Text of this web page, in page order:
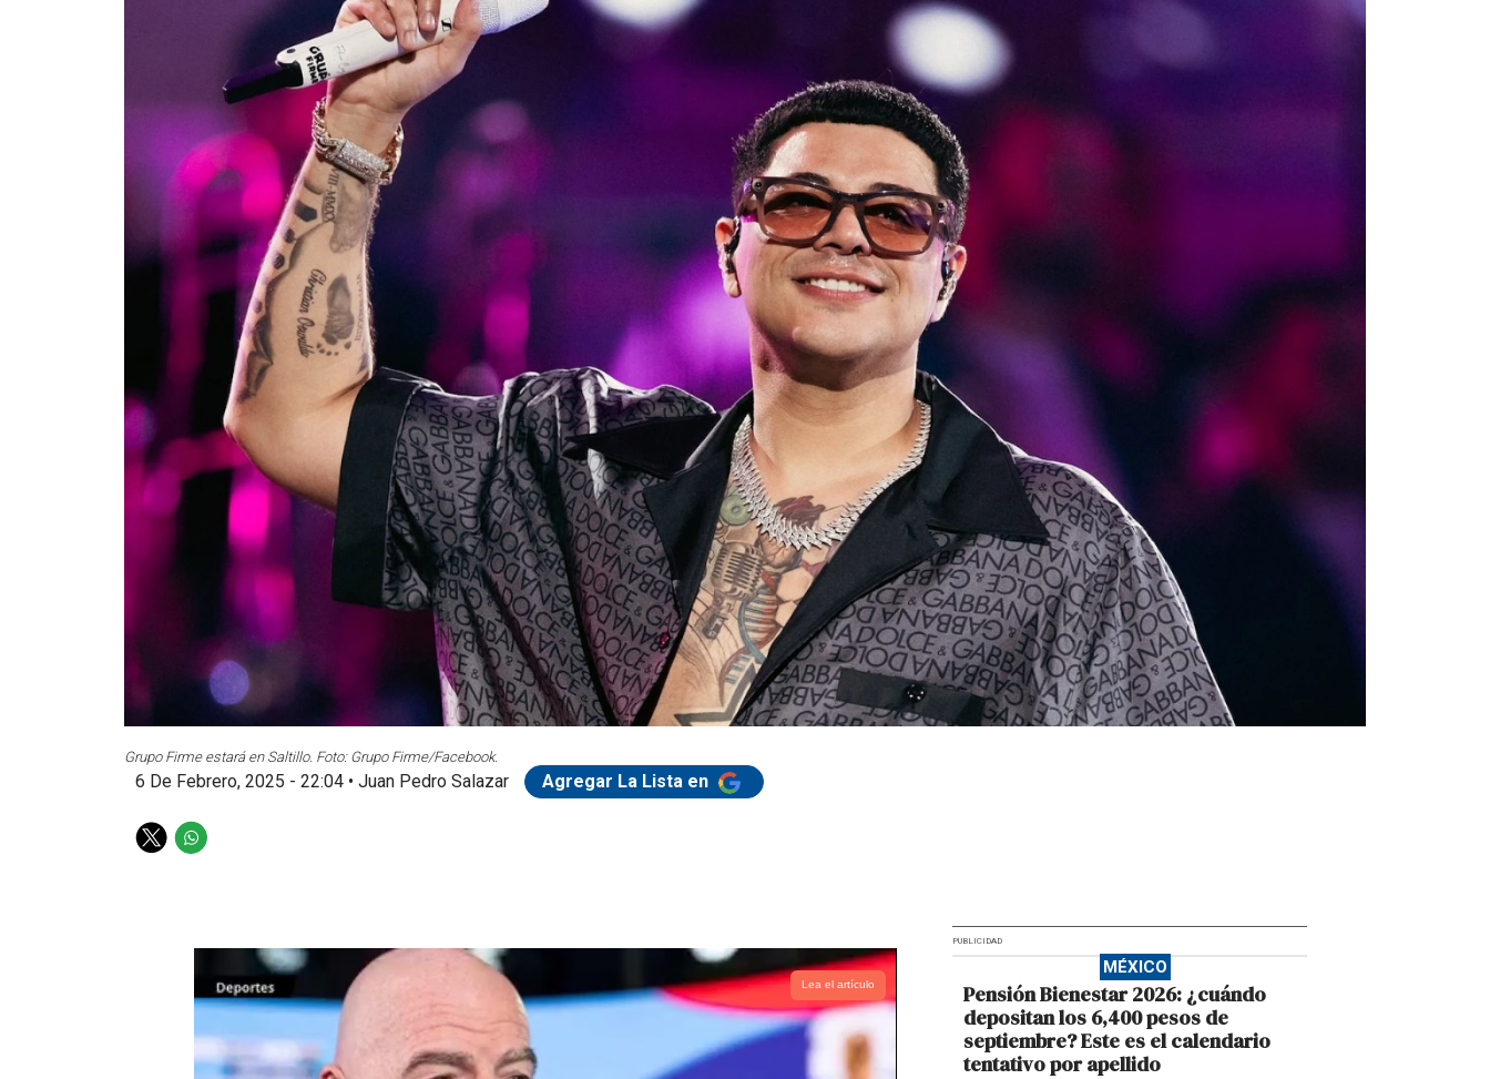
Grupo Firme estará en Saltillo. Foto: Grupo Firme/Facebook.
6 De Febrero, 2025 - 22:04 • Juan Pedro Salazar Agregar La Lista en
T
W
p
Lea el artículo
PUBLICIDAD
MÉXICO
Pensión Bienestar 2026: ¿cuándo
depositan los 6,400 pesos de
septiembre? Este es el calendario
tentativo por apellido